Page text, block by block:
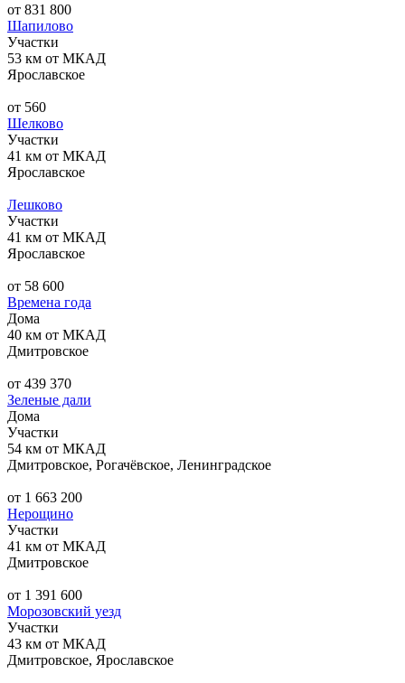
от 831 800
Шапилово
Участки
53 км от МКАД
Ярославское
от 560
Шелково
Участки
41 км от МКАД
Ярославское
Лешково
Участки
41 км от МКАД
Ярославское
от 58 600
Времена года
Дома
40 км от МКАД
Дмитровское
от 439 370
Зеленые дали
Дома
Участки
54 км от МКАД
Дмитровское, Рогачёвское, Ленинградское
от 1 663 200
Нерощино
Участки
41 км от МКАД
Дмитровское
от 1 391 600
Морозовский уезд
Участки
43 км от МКАД
Дмитровское, Ярославское